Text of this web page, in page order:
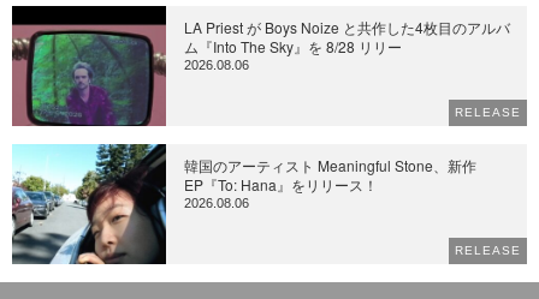
LA Priest が Boys Noize と共作した4枚目のアルバ
ム『Into The Sky』を 8/28 リリー
2026.08.06
RELEASE
韓国のアーティスト Meaningful Stone、新作
EP『To: Hana』をリリース！
2026.08.06
RELEASE